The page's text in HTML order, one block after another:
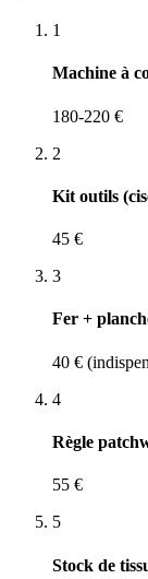
1
Machine à
180-220 €
2
Kit outils
45 €
3
Fer +
40 €
4
Règle
55 €
5
Stock de